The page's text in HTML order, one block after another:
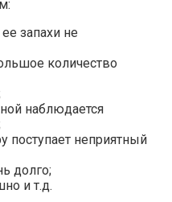
запахи не
количество
наблюдается
поступает неприятный
долго;
и т.д.